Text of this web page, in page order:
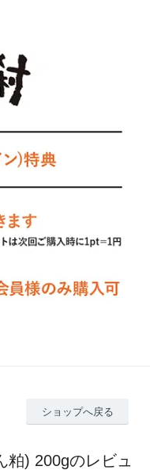
ショップへ戻る
粕) 200gのレビュ